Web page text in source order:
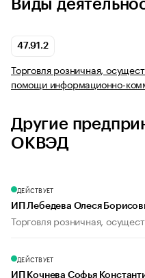
Виды
47.91.2
Торговля розничная,
помощи информационно-
Другие
ОКВЭД
ДЕЙСТВУЕТ
ИП Лебедева Олеся
Торговля розничная,
ДЕЙСТВУЕТ
ИП Кочнева Софья